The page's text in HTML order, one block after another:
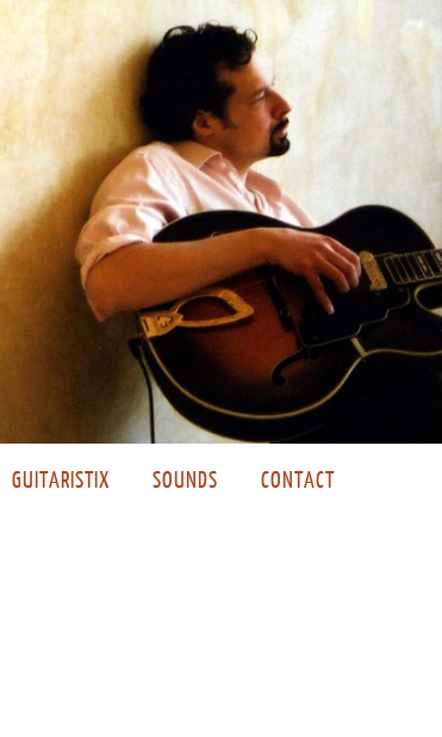
GUITARISTIX SOUNDS CONTACT